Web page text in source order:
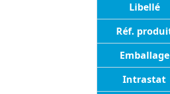
Libellé
Réf.
Emballage
Intrastat